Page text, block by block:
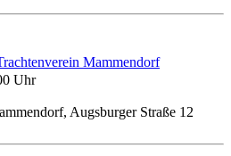
Mammendorf
Uhr
Augsburger Straße 12